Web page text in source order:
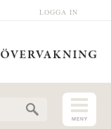
LOGGA IN